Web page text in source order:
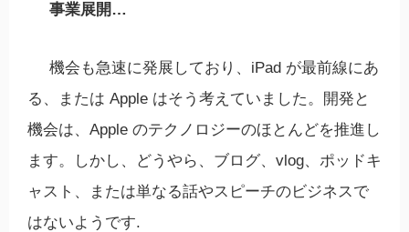
事業展開…
機会も急速に発展しており、iPad が最前線にあ
る、または Apple はそう考えていました。開発と
機会は、Apple のテクノロジーのほとんどを推進し
ます。しかし、どうやら、ブログ、vlog、ポッドキ
ャスト、または単なる話やスピーチのビジネスで
はないようです.